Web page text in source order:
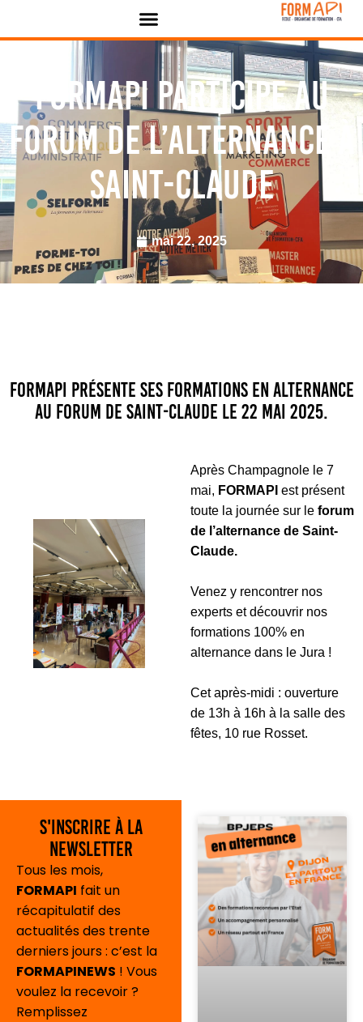
FORMAPI participe au
Forum de l’alternance à
Saint-Claude
mai 22, 2025
FORMAPI présente ses formations en alternance
au Forum de Saint-Claude le 22 mai 2025.
Après Champagnole le 7
mai, FORMAPI est présent
toute la journée sur leforum
de l’alternance de Saint-
Claude.
Venez y rencontrer nos
experts et découvrir nos
formations 100% en
alternance dans le Jura !
Cet après-midi : ouverture
de 13h à 16h à la salle des
fêtes, 10 rue Rosset.
S'inscrire à la
newsletter
Tous les mois,
FORMAPI fait un
récapitulatif des
actualités des trente
derniers jours : c’est la
FORMAPINEWS ! Vous
voulez la recevoir ?
Remplissez
Panneau de gestion des cookies